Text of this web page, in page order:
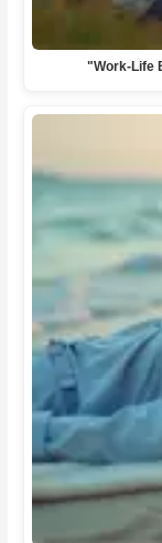
"Work-Life